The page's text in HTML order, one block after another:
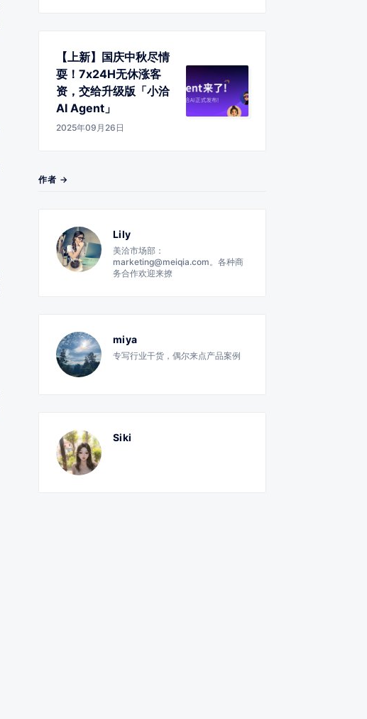
【上新】国庆中秋尽情
耍！7x24H无休涨客
资，交给升级版「小洽
AI Agent」
2025年09月26日
作者 →
Lily
美洽市场部：
marketing@meiqia.com。各种商
务合作欢迎来撩
miya
专写行业干货，偶尔来点产品案例
Siki